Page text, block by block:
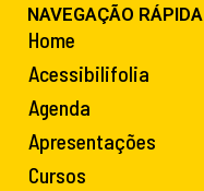
NAVEGAÇÃO RÁPIDA
Home
Acessibilifolia
Agenda
Apresentações
Cursos